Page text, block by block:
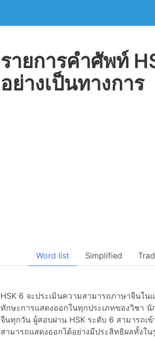
รายการคำศัพท์
อย่างเป็นทางการ
Word list Simplified
HSK 6 จะประเมินความสามารถภาษาจีนใ
ทักษะการแสดงออกในทุกประเภทของวิชา
จีนทุกวัน ผู้สอบผ่าน HSK ระดับ 6 สามารถ
สามารถแสดงออกได้อย่างมีประสิทธิผลทั้งใ